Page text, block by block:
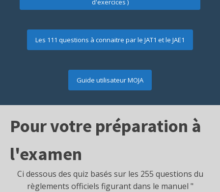
d'exercices )
Les 111 questions à connaitre par le JAT1 et le JAE1
Guide utilisateur MOJA
Pour votre préparation à
l'examen
Ci dessous des quiz basés sur les 255 questions du
règlements officiels figurant dans le manuel "